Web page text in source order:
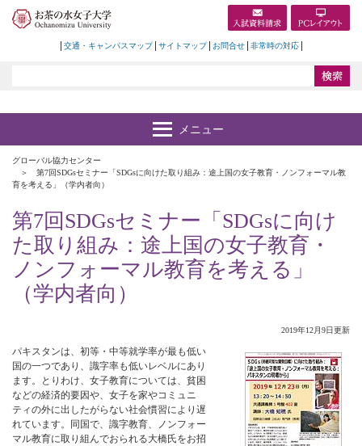
交通・キャンパスマップ サイトマップ お問合せ 非常時の対応
グローバル協力センター
第7回SDGsセミナー「SDGsに向けた取り組み：途上国の女子教育・ノンフォーマル教
育を考える」（学内者向）
第7回SDGsセミナー「SDGsに向け
た取り組み：途上国の女子教育・
ノンフォーマル教育を考える」
（学内者向）
2019年12月9日更新
パキスタンは、初等・中等就学率が最も低い
国の一つであり、識字率も低いレベルにあり
ます。とりわけ、女子教育については、貧困
などの経済的要因や、女子を家やコミュニ
ティの外に出したがらない社会慣習により遅
れています。同国で、識字教育、ノンフォー
マル教育に取り組んでおられる大橋氏をお招